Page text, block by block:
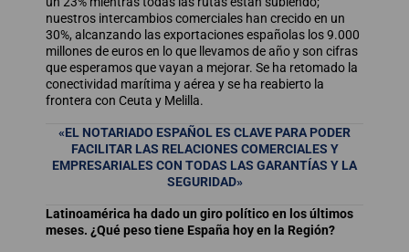
nuestros intercambios comerciales han crecido en un
30%, alcanzando las exportaciones españolas los 9.000
millones de euros en lo que llevamos de año y son cifras
que esperamos que vayan a mejorar. Se ha retomado la
conectividad marítima y aérea y se ha reabierto la
frontera con Ceuta y Melilla.
«EL NOTARIADO ESPAÑOL ES CLAVE PARA PODER
FACILITAR LAS RELACIONES COMERCIALES Y
EMPRESARIALES CON TODAS LAS GARANTÍAS Y LA
SEGURIDAD»
Latinoamérica ha dado un giro político en los últimos
meses. ¿Qué peso tiene España hoy en la Región?